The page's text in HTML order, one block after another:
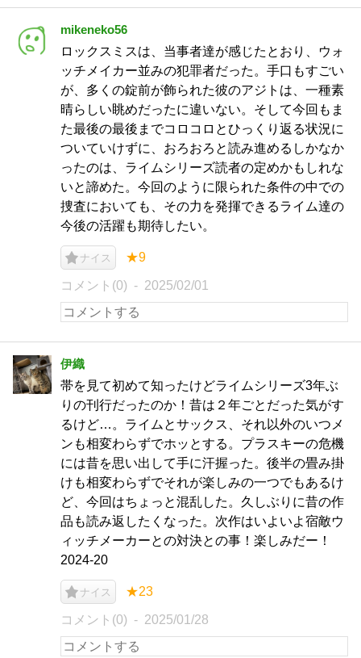
mikeneko56
ロックスミスは、当事者達が感じたとおり、ウォ
ッチメイカー並みの犯罪者だった。手口もすごい
が、多くの錠前が飾られた彼のアジトは、一種素
晴らしい眺めだったに違いない。そして今回もま
た最後の最後までコロコロとひっくり返る状況に
ついていけずに、おろおろと読み進めるしかなか
ったのは、ライムシリーズ読者の定めかもしれな
いと諦めた。今回のように限られた条件の中での
捜査においても、その力を発揮できるライム達の
今後の活躍も期待したい。
ナイス ★9
コメント(0) 2025/02/01
伊織
帯を見て初めて知ったけどライムシリーズ3年ぶ
りの刊行だったのか！昔は２年ごとだった気がす
るけど…。ライムとサックス、それ以外のいつメ
ンも相変わらずでホッとする。プラスキーの危機
には昔を思い出して手に汗握った。後半の畳み掛
けも相変わらずでそれが楽しみの一つでもあるけ
ど、今回はちょっと混乱した。久しぶりに昔の作
品も読み返したくなった。次作はいよいよ宿敵ウ
ィッチメーカーとの対決との事！楽しみだー！
2024-20
ナイス ★23
コメント(0) 2025/01/28